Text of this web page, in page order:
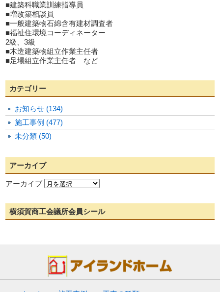
■建築科職業訓練指導員
■増改築相談員
■一般建築物石綿含有建材調査者
■福祉住環境コーディネーター
2級、3級
■木造建築物組立作業主任者
■足場組立作業主任者 など
カテゴリー
お知らせ (134)
施工事例 (477)
未分類 (50)
アーカイブ
アーカイブ
横須賀商工会議所会員シール